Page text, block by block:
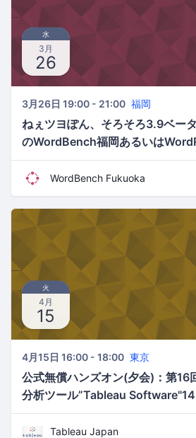
水
3月
26
3月26日 19:00 - 21:00 福岡
ねぇツヨぽん、そろそろ3.9ベー
のWordBench福岡あるいは
WordBench Fukuoka
火
4月
15
4月15日 16:00 - 18:00 東京
公式無償ハンズオン(夕会)：第16
分析ツール”Tableau
ス付
Tableau Japan